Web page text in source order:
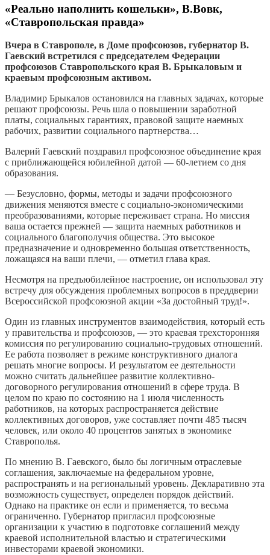
«Реально наполнить кошельки», В.Вовк,
«Ставропольская правда»
Вчера в Ставрополе, в Доме профсоюзов, губернатор В.
Гаевский встретился с председателем Федерации
профсоюзов Ставропольского края В. Брыкаловым и
краевым профсоюзным активом.
Владимир Брыкалов остановился на главных задачах, которые
решают профсоюзы. Речь шла о повышении заработной
платы, социальных гарантиях, правовой защите наемных
рабочих, развитии социального партнерства…
Валерий Гаевский поздравил профсоюзное объединение края
с приближающейся юбилейной датой — 60-летием со дня
образования.
— Безусловно, формы, методы и задачи профсоюзного
движения меняются вместе с социально-экономическими
преобразованиями, которые переживает страна. Но миссия
ваша остается прежней — защита наемных работников и
социального благополучия общества. Это высокое
предназначение и одновременно большая ответственность,
ложащаяся на ваши плечи, — отметил глава края.
Несмотря на предъюбилейное настроение, он использовал эту
встречу для обсуждения проблемных вопросов в преддверии
Всероссийской профсоюзной акции «За достойный труд!».
Один из главных инструментов взаимодействия, который есть
у правительства и профсоюзов, — это краевая трехсторонняя
комиссия по регулированию социально-трудовых отношений.
Ее работа позволяет в режиме конструктивного диалога
решать многие вопросы. И результатом ее деятельности
можно считать дальнейшее развитие коллективно-
договорного регулирования отношений в сфере труда. В
целом по краю по состоянию на 1 июля численность
работников, на которых распространяется действие
коллективных договоров, уже составляет почти 485 тысяч
человек, или около 40 процентов занятых в экономике
Ставрополья.
По мнению В. Гаевского, было бы логичным отраслевые
соглашения, заключаемые на федеральном уровне,
распространять и на региональный уровень. Декларативно эта
возможность существует, определен порядок действий.
Однако на практике он если и применяется, то весьма
ограниченно. Губернатор пригласил профсоюзные
организации к участию в подготовке соглашений между
краевой исполнительной властью и стратегическими
инвесторами краевой экономики.